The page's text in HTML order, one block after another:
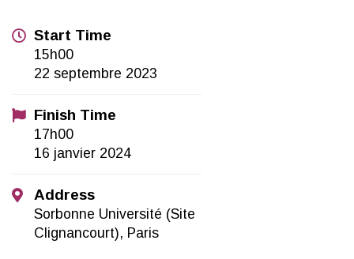
Start Time
15h00
22 septembre 2023
Finish Time
17h00
16 janvier 2024
Address
Sorbonne Université (Site
Clignancourt), Paris